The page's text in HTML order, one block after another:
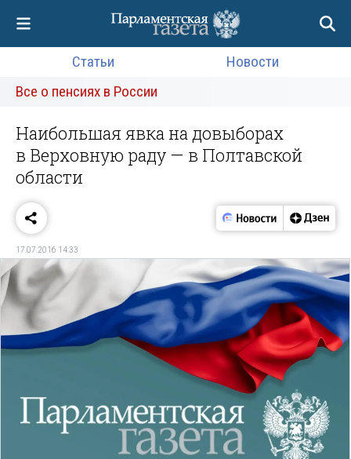
Статьи
Новости
Все о пенсиях в России
Наибольшая явка на довыборах
в Верховную раду — в Полтавской
области
17.07.2016 14:33